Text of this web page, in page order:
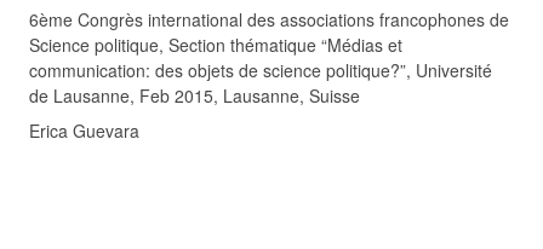
6ème Congrès international des associations francophones de
Science politique, Section thématique “Médias et
communication: des objets de science politique?”, Université
de Lausanne, Feb 2015, Lausanne, Suisse
Erica Guevara